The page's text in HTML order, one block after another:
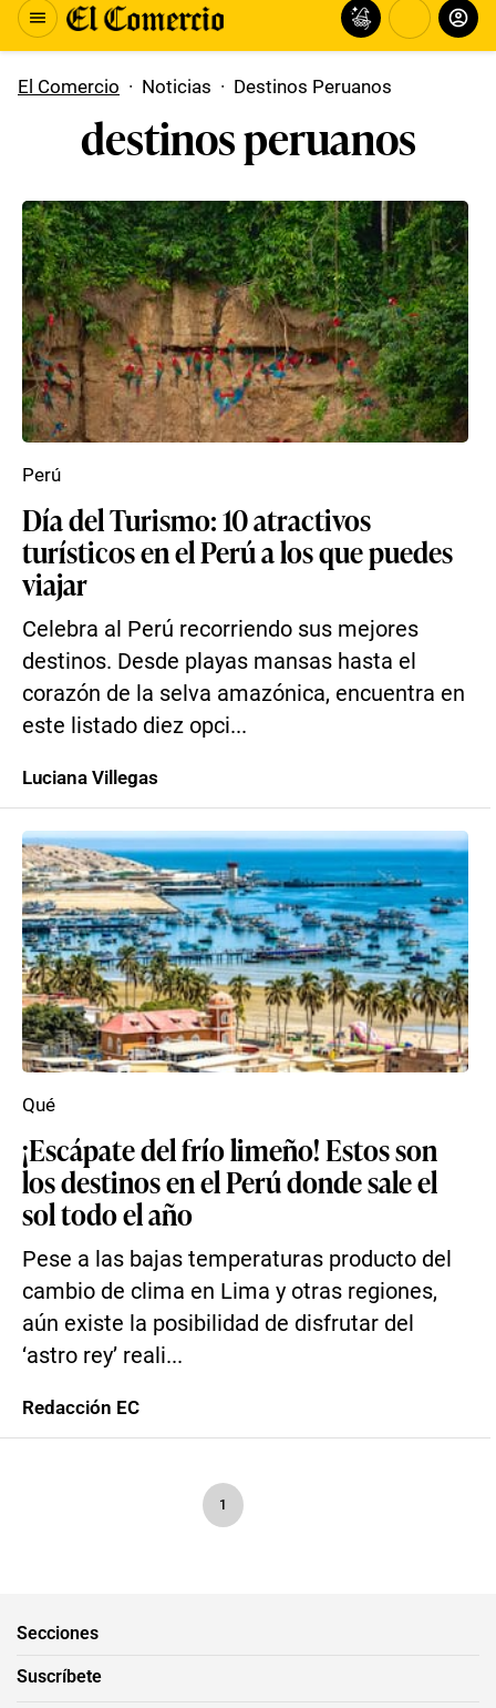
El Comercio · Noticias · Destinos Peruanos
destinos peruanos
Día del Turismo: 10 atractivos
turísticos en el Perú a los que puedes
viajar
Celebra al Perú recorriendo sus mejores
destinos. Desde playas mansas hasta el
corazón de la selva amazónica, encuentra en
este listado diez opci...
Perú
Luciana Villegas
¡Escápate del frío limeño! Estos son
los destinos en el Perú donde sale el
sol todo el año
Pese a las bajas temperaturas producto del
cambio de clima en Lima y otras regiones,
aún existe la posibilidad de disfrutar del
‘astro rey’ reali...
Qué
Redacción EC
1
Secciones
Suscríbete